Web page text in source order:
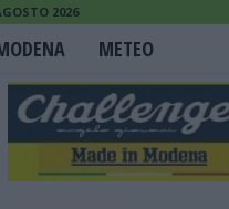
2026
METEO